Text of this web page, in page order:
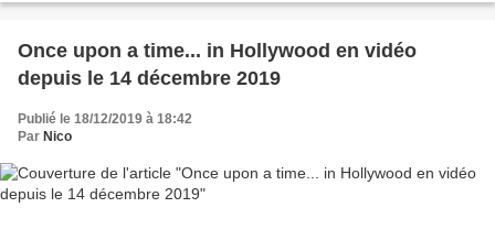
Once upon a time... in Hollywood en vidéo
depuis le 14 décembre 2019
Publié le 18/12/2019 à 18:42
Par Nico